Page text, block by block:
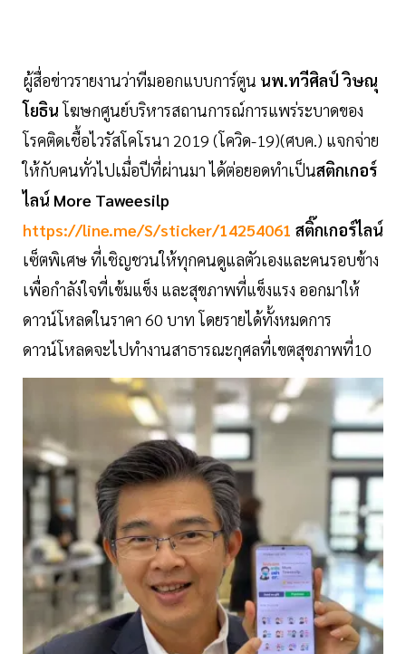
ผู้สื่อข่าวรายงานว่าทีมออกแบบการ์ตูน นพ.ทวีศิลป์ วิษณุ
โยธินโฆษกศูนย์บริหารสถานการณ์การแพร่ระบาดของ
โรคติดเชื้อไวรัสโคโรนา 2019 (โควิด-19)(ศบค.) แจกจ่าย
ให้กับคนทั่วไปเมื่อปีที่ผ่านมา ได้ต่อยอดทำเป็นสติกเกอร์
ไลน์ More Taweesilp
https://line.me/S/sticker/14254061 สติ๊กเกอร์ไลน์
เซ็ตพิเศษ ที่เชิญชวนให้ทุกคนดูแลตัวเองและคนรอบข้าง
เพื่อกำลังใจที่เข้มแข็ง และสุขภาพที่แข็งแรง ออกมาให้
ดาวน์โหลดในราคา 60 บาท โดยรายได้ทั้งหมดการ
ดาวน์โหลดจะไปทำงานสาธารณะกุศลที่เขตสุขภาพที่10